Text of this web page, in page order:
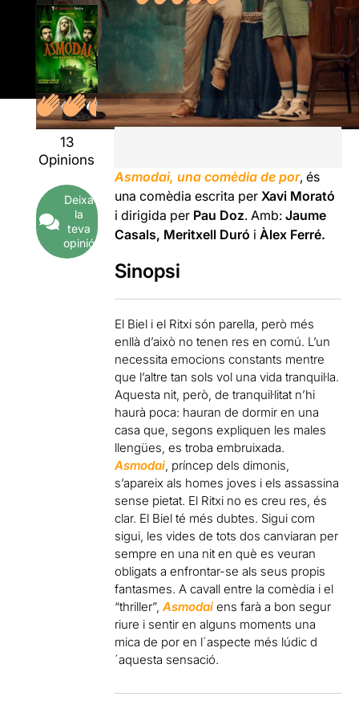
13
Opinions
Deixa
la
teva
opinió
Asmodai, una comèdia de por, és
una comèdia escrita perXavi Morató
i dirigida per Pau Doz. Amb:Jaume
Casals, Meritxell Duró iÀlex Ferré.
Sinopsi
El Biel i el Ritxi són parella, però més
enllà d’això no tenen res en comú. L’un
necessita emocions constants mentre
que l’altre tan sols vol una vida tranquil·la.
Aquesta nit, però, de tranquil·litat n’hi
haurà poca: hauran de dormir en una
casa que, segons expliquen les males
llengües, es troba embruixada.
Asmodai, príncep dels dimonis,
s’apareix als homes joves i els assassina
sense pietat. El Ritxi no es creu res, és
clar. El Biel té més dubtes. Sigui com
sigui, les vides de tots dos canviaran per
sempre en una nit en què es veuran
obligats a enfrontar-se als seus propis
fantasmes. A cavall entre la comèdia i el
“thriller”,Asmodai ens farà a bon segur
riure i sentir en alguns moments una
mica de por en l´aspecte més lúdic d
´aquesta sensació.